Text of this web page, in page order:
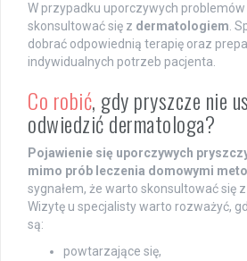
W przypadku uporczywych
skonsultować się z dermatologiem .
dobrać odpowiednią terapię oraz
indywidualnych potrzeb pacjenta.
Co robić, gdy pryszcze nie
odwiedzić dermatologa?
Pojawienie się uporczywych
mimo prób leczenia domowymi
sygnałem, że warto skonsultować się
Wizytę u specjalisty warto rozważyć,
są:
powtarzające się,